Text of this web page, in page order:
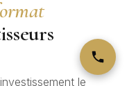
le